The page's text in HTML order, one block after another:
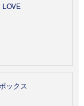
LOVE
ックス